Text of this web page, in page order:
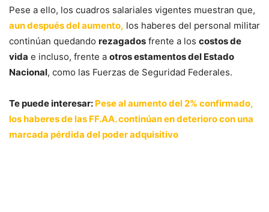
Pese a ello, los cuadros salariales vigentes muestran que,
aun después del aumento, los haberes del personal militar
continúan quedando rezagados frente a los costos de
vida e incluso, frente a otros estamentos del Estado
Nacional, como las Fuerzas de Seguridad Federales.
Te puede interesar: Pese al aumento del 2% confirmado,
los haberes de las FF.AA. continúan en deterioro con una
marcada pérdida del poder adquisitivo